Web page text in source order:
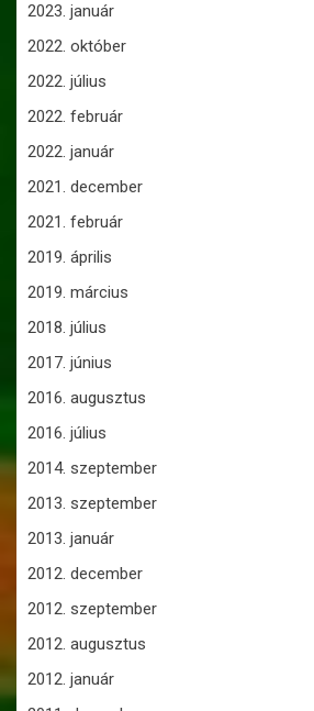
2023. január
2022. október
2022. július
2022. február
2022. január
2021. december
2021. február
2019. április
2019. március
2018. július
2017. június
2016. augusztus
2016. július
2014. szeptember
2013. szeptember
2013. január
2012. december
2012. szeptember
2012. augusztus
2012. január